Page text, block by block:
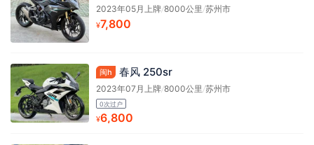
2023年05月上牌/8000公里/苏州市
¥7,800
闽h 春风 250sr
2023年07月上牌/8000公里/苏州市
0次过户
¥6,800